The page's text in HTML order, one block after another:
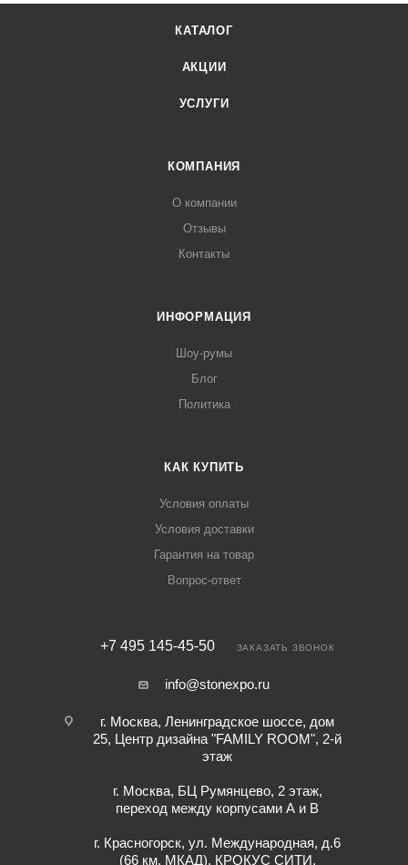
КАТАЛОГ
АКЦИИ
УСЛУГИ
КОМПАНИЯ
О компании
Отзывы
Контакты
ИНФОРМАЦИЯ
Шоу-румы
Блог
Политика
КАК КУПИТЬ
Условия оплаты
Условия доставки
Гарантия на товар
Вопрос-ответ
+7 495 145-45-50 ЗАКАЗАТЬ ЗВОНОК
info@stonexpo.ru
г. Москва, Ленинградское шоссе, дом
25, Центр дизайна "FAMILY ROOM", 2-й
этаж
г. Москва, БЦ Румянцево, 2 этаж,
переход между корпусами А и В
г. Красногорск, ул. Международная, д.6
(66 км. МКАД), КРОКУС СИТИ,